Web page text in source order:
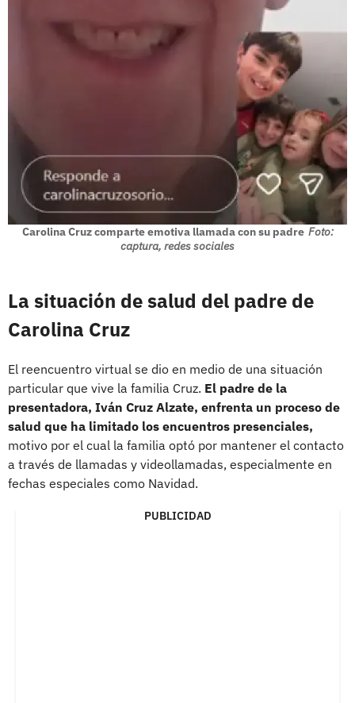
Carolina Cruz comparte emotiva llamada con su padre Foto:
captura, redes sociales
La situación de salud del padre de
Carolina Cruz
El reencuentro virtual se dio en medio de una situación
particular que vive la familia Cruz. El padre de la
presentadora, Iván Cruz Alzate, enfrenta un proceso de
salud que ha limitado los encuentros presenciales,
motivo por el cual la familia optó por mantener el contacto
a través de llamadas y videollamadas, especialmente en
fechas especiales como Navidad.
PUBLICIDAD